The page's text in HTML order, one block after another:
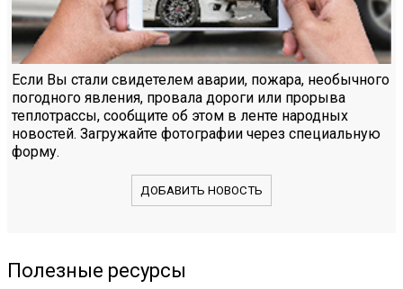
Если Вы стали свидетелем аварии, пожара, необычного
погодного явления, провала дороги или прорыва
теплотрассы, сообщите об этом в ленте народных
новостей. Загружайте фотографии через специальную
форму.
ДОБАВИТЬ НОВОСТЬ
Полезные ресурсы